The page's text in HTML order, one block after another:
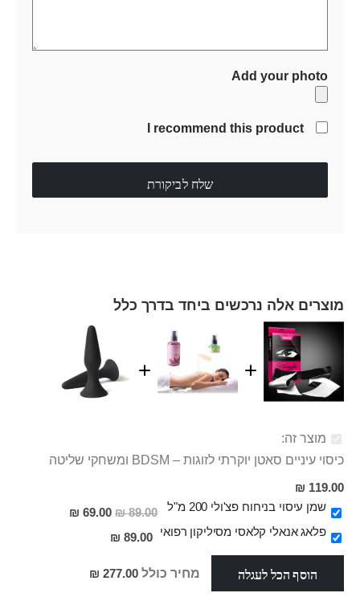
Add your photo
I recommend this product
שלח לביקורת
מוצרים אלה נרכשים ביחד בדרך כלל
מוצר זה:
כיסוי עיניים סאטן יוקרתי לזוגות – BDSM ומשחקי שליטה
119.00 ₪
שמן עיסוי בניחוח פצ'ולי 200 מ"ל
89.00 ₪
מחיר
מבצע
69.00 ₪
פלאג אנאלי קלאסי מסיליקון רפואי
89.00 ₪
הוסף הכל לעגלה מחיר כולל 277.00 ₪